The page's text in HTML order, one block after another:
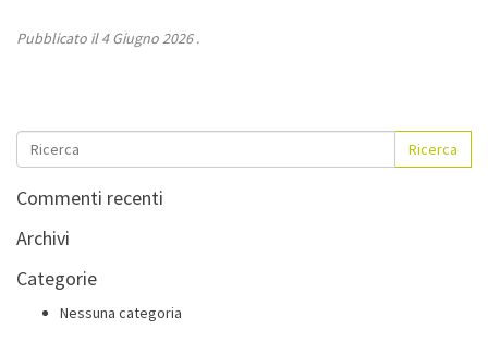
Pubblicato il4 Giugno 2026.
Ricerca
Commenti recenti
Archivi
Categorie
Nessuna categoria